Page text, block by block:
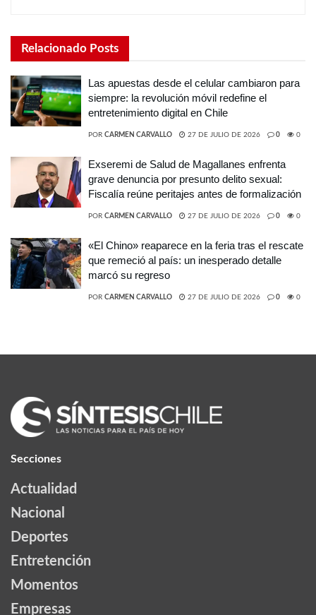
Relacionado Posts
Las apuestas desde el celular cambiaron para
siempre: la revolución móvil redefine el
entretenimiento digital en Chile
POR CARMEN CARVALLO 27 DE JULIO DE 2026 0 0
Exseremi de Salud de Magallanes enfrenta
grave denuncia por presunto delito sexual:
Fiscalía reúne peritajes antes de formalización
POR CARMEN CARVALLO 27 DE JULIO DE 2026 0 0
«El Chino» reaparece en la feria tras el rescate
que remeció al país: un inesperado detalle
marcó su regreso
POR CARMEN CARVALLO 27 DE JULIO DE 2026 0 0
Secciones
Actualidad
Nacional
Deportes
Entretención
Momentos
Empresas